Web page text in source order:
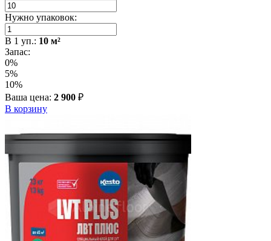
Нужно упаковок:
В 1 уп.: 10 м²
Запас:
0%
5%
10%
Ваша цена: 2 900 ₽
В корзину